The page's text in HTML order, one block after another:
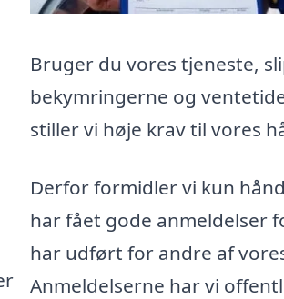
Bruger du vores tjeneste,
bekymringerne og
stiller vi høje krav til vores
Derfor formidler vi kun
har fået gode anmeldelser
har udført for andre af
Anmeldelserne har vi